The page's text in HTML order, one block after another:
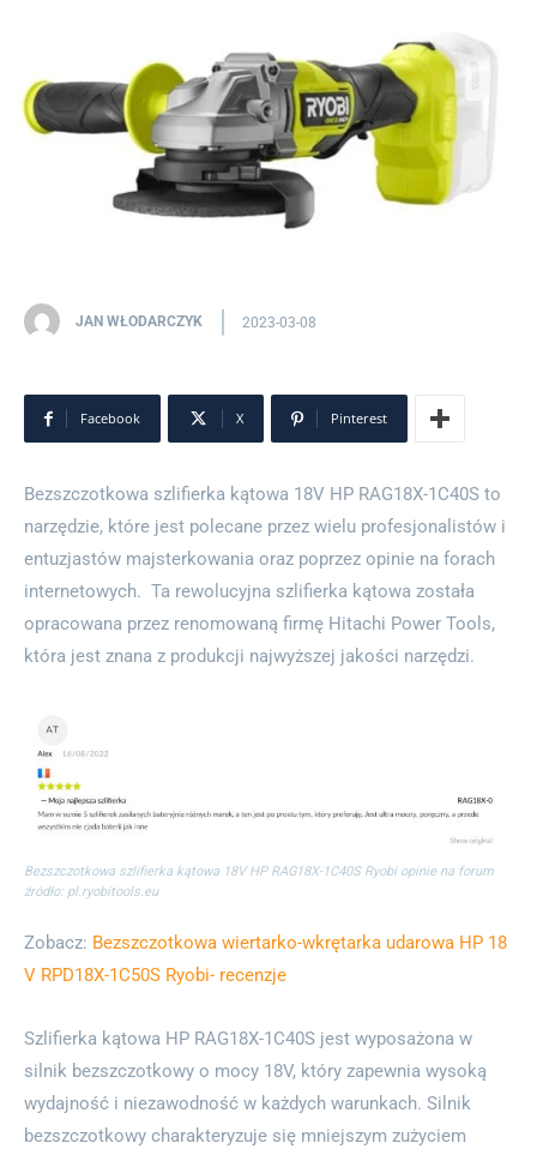
JAN WŁODARCZYK 2023-03-08
Facebook X Pinterest
Bezszczotkowa szlifierka kątowa 18V HP RAG18X-1C40S to
narzędzie, które jest polecane przez wielu profesjonalistów i
entuzjastów majsterkowania oraz poprzez opinie na forach
internetowych. Ta rewolucyjna szlifierka kątowa została
opracowana przez renomowaną firmę Hitachi Power Tools,
która jest znana z produkcji najwyższej jakości narzędzi.
Bezszczotkowa szlifierka kątowa 18V HP RAG18X-1C40S Ryobi opinie na forum
źródło: pl.ryobitools.eu
Zobacz: Bezszczotkowa wiertarko-wkrętarka udarowa HP 18
V RPD18X-1C50S Ryobi- recenzje
Szlifierka kątowa HP RAG18X-1C40S jest wyposażona w
silnik bezszczotkowy o mocy 18V, który zapewnia wysoką
wydajność i niezawodność w każdych warunkach. Silnik
bezszczotkowy charakteryzuje się mniejszym zużyciem